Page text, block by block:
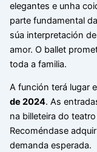
elegantes e unha
parte fundamental
súa interpretación
amor. O ballet
toda a familia.
A función terá lugar
de 2024. As
na billeteira do
Recoméndase
demanda esperada.